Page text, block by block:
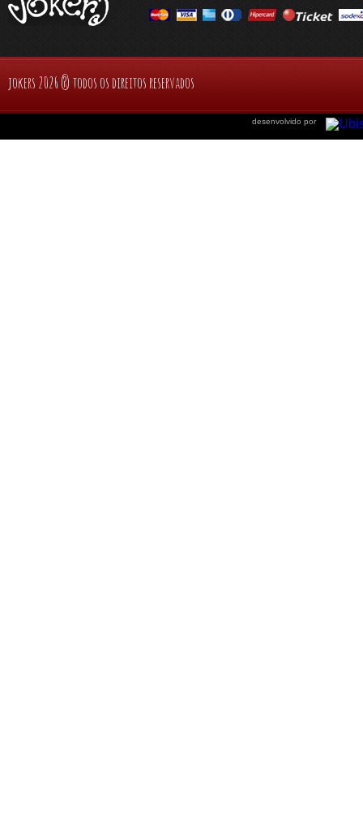
jokers 2026 ® todos os direitos reservados
desenvolvido por